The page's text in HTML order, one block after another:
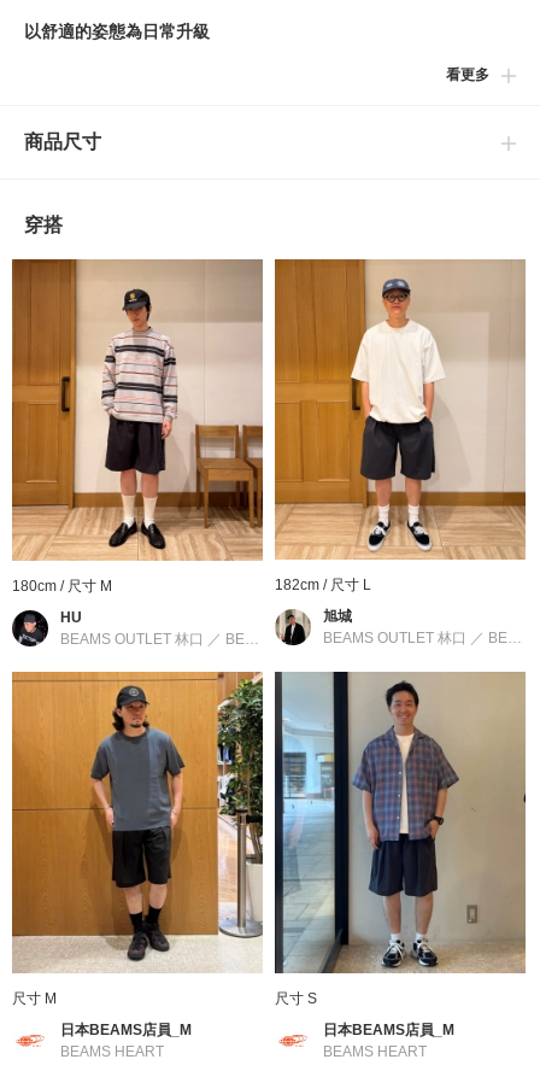
以舒適的姿態為日常升級
單褶，帶有份量感的版型，褲管寬與長度經過計算，實現俐落的風
品。
搭配整潔的白色T恤或Polo衫，打造輕快的風格，也推薦搭配適合
在夏日穿著的針織上衣，營造高雅的悠閒風格。鞋款可搭配涼鞋，
展示季節感；穿著皮鞋，即可完成融入都市生活的現代短褲造型。
用自由度高的穿搭將日常升級。
■材質
使用尼龍、聚酯纖維與彈性纖維混紡而成，輕盈且伸展性良好的起
皺材料。有良好的不貼膚感、不須在意起皺褶痕、能自由穿著的機
能性，以諸多客人評價其為「夏天的定番」，充滿信賴感為特點。
雖然輕薄，但帶有深度的風貌，為穿搭容易變得單調的夏天裝扮帶
來恰到好處的亮點。可在家自行水洗，能輕易照料的優點充滿魅
力。
■養護方法
可水洗・可乾洗
※洗滌方式請參考洗標。
※商品色澤會依據環境光源或個人的手機電腦螢幕顯示而有些許不
同，如實際商品有色差之情況敬請見諒。
※請參考與實品顏色較為接近的商品單品照。
BEAMS HEART
看更多
商品尺寸
穿搭
180cm / 尺寸 M
HU
BEAMS OUTLET 林口 ／ BEAMS HEART
182cm / 尺寸 L
旭城
BEAMS OUTLET 林口 ／ BEAMS HEART
尺寸 M
日本BEAMS店員_M
BEAMS HEART
尺寸 S
日本BEAMS店員_M
BEAMS HEART